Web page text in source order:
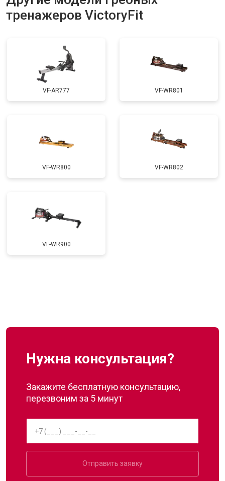
тренажеров VictoryFit
VF-AR777 VF-WR801
VF-WR800 VF-WR802
VF-WR900
Нужна консультация?
Закажите бесплатную консультацию,
перезвоним за 5 минут
Отправить заявку